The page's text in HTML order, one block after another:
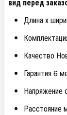
вид перед
Длина х
Качество
Гарантия 6
Напряжение